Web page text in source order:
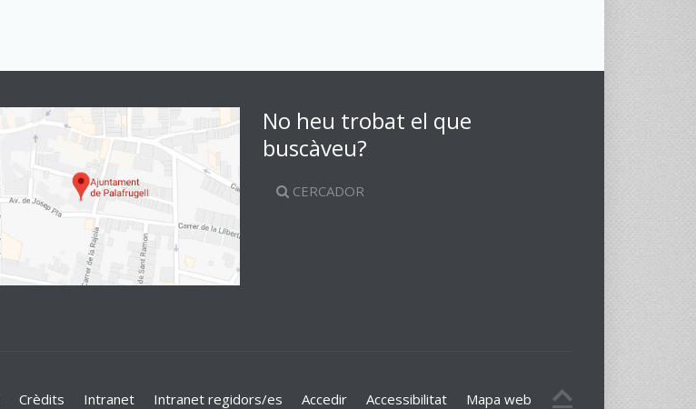
No heu trobat el que
buscàveu?
CERCADOR
Crèdits Intranet Intranet regidors/es Accedir Accessibilitat Mapa web